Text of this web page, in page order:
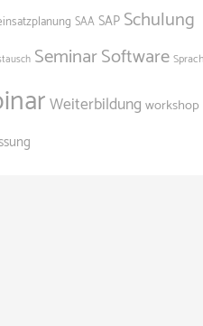
SAASAP Schulung
SeminarSoftware
Weiterbildung workshop